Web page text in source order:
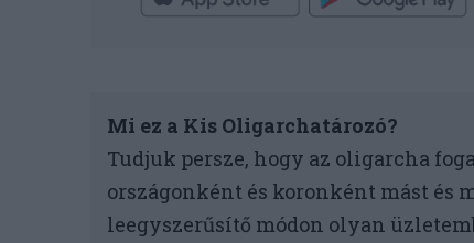
Mi ez a Kis Oligarchatározó?
Tudjuk persze, hogy az oligarcha
országonként és koronként mást és
leegyszerűsítő módon olyan